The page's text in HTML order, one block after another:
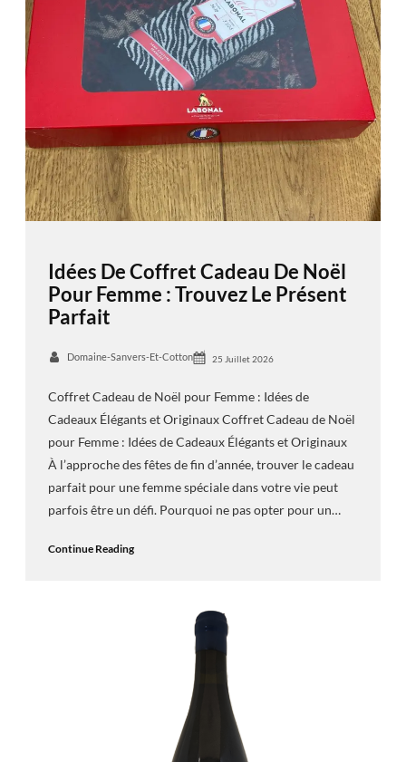
Idées De Coffret Cadeau De Noël
Pour Femme : Trouvez Le Présent
Parfait
Domaine-Sanvers-Et-Cotton 25 Juillet 2026
Coffret Cadeau de Noël pour Femme : Idées de
Cadeaux Élégants et Originaux Coffret Cadeau de Noël
pour Femme : Idées de Cadeaux Élégants et Originaux
À l’approche des fêtes de fin d’année, trouver le cadeau
parfait pour une femme spéciale dans votre vie peut
parfois être un défi. Pourquoi ne pas opter pour un…
Continue Reading